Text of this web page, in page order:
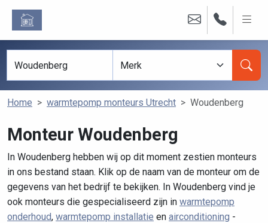
Home warmtepomp monteurs Utrecht Woudenberg
Monteur Woudenberg
In Woudenberg hebben wij op dit moment zestien monteurs
in ons bestand staan. Klik op de naam van de monteur om de
gegevens van het bedrijf te bekijken. In Woudenberg vind je
ook monteurs die gespecialiseerd zijn in warmtepomp
onderhoud, warmtepomp installatie en airconditioning -